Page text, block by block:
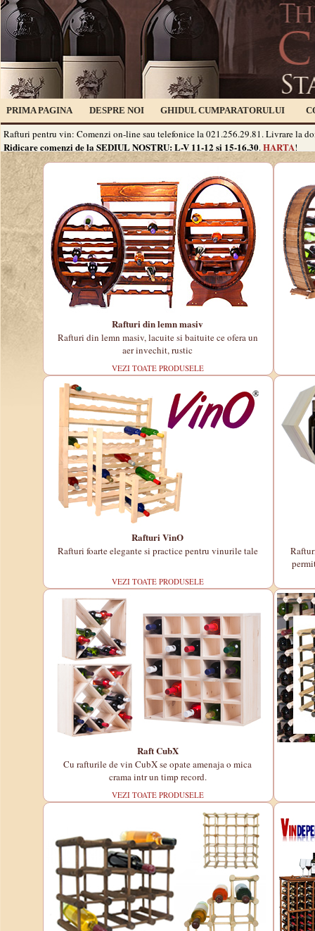
PRIMA PAGINA DESPRE NOI GHIDUL CUMPARATORULUI
Rafturi pentru vin: Comenzi on-line sau telefonice la 021.256.29.81. Livrare la
Ridicare comenzi de la SEDIUL NOSTRU: L-V 11-12 si 15-16.30.HARTA!
Rafturi din lemn masiv
Rafturi din lemn masiv, lacuite si baituite ce ofera un
aer invechit, rustic
VEZI TOATE PRODUSELE
Rafturi VinO
Rafturi foarte elegante si practice pentru vinurile tale
VEZI TOATE PRODUSELE
Raft CubX
Cu rafturile de vin CubX se opate amenaja o mica
crama intr un timp record.
VEZI TOATE PRODUSELE